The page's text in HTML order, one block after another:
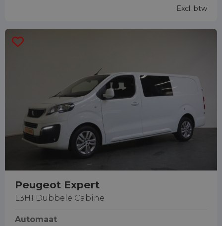
Excl. btw
Peugeot Expert
L3H1 Dubbele Cabine
Automaat